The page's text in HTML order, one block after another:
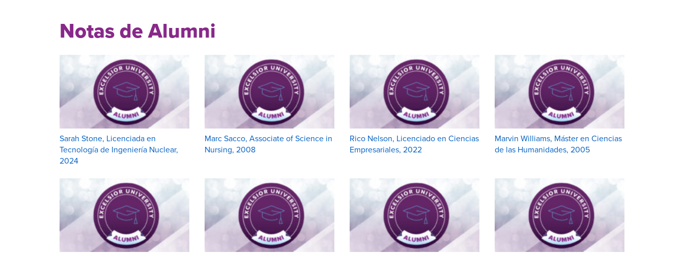
Notas de Alumni
Sarah Stone, Licenciada en
Tecnología de Ingeniería Nuclear,
2024
Marc Sacco, Associate of Science in
Nursing, 2008
Rico Nelson, Licenciado en Ciencias
Empresariales, 2022
Marvin Williams, Máster en Ciencias
de las Humanidades, 2005